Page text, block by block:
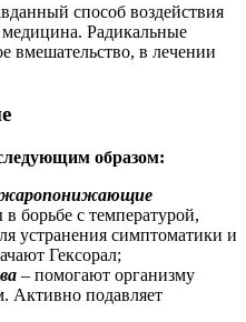
способ воздействия
Радикальные
вмешательство, в лечении
образом:
жаропонижающие
борьбе с температурой,
устранения симптоматики и
Гексорал;
– помогают организму
Активно подавляет